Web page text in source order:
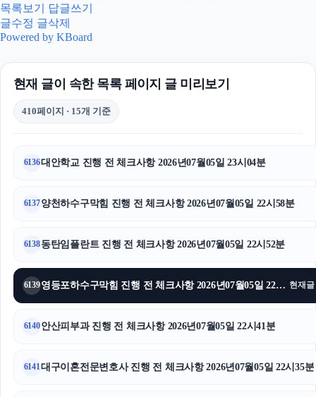
인스타그램 팔로워 늘리기
인스타그램 팔로워 늘리기
목록보기
답글쓰기
글수정 글삭제
Powered by KBoard
현재 글이 속한 목록 페이지 글 미리보기
410페이지 · 15개 기준
6136대안학교 진행 전 체크사항 2026년07월05일 23시04분
6137양천하수구막힘 진행 전 체크사항 2026년07월05일 22시58분
6138동탄임플란트 진행 전 체크사항 2026년07월05일 22시52분
6139 영등포하수구막힘 진행 전 체크사항 2026년07월05일 22시46분 현재글
6140안산피부과 진행 전 체크사항 2026년07월05일 22시41분
6141대구이혼전문변호사 진행 전 체크사항 2026년07월05일 22시35분